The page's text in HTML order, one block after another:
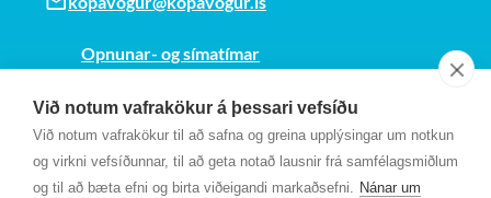
Við notum vafrakökur á þessari vefsíðu
Við notum vafrakökur til að safna og greina upplýsingar um notkun
og virkni vefsíðunnar, til að geta notað lausnir frá samfélagsmiðlum
og til að bæta efni og birta viðeigandi markaðsefni. Nánar um
Opnunar- og símatímar
Kt. 700169-3759
Fundarmannagátt